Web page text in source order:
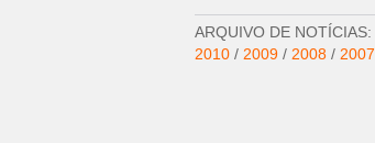
ARQUIVO DE NOTÍCIAS:
2010 / 2009 / 2008 / 2007